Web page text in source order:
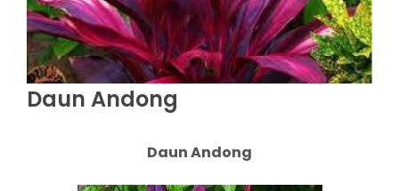
Daun Andong
Daun Andong